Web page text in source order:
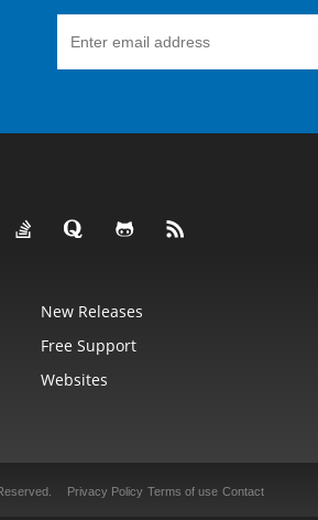
New Releases
Free Support
Websites
Privacy Policy Terms of use Contact